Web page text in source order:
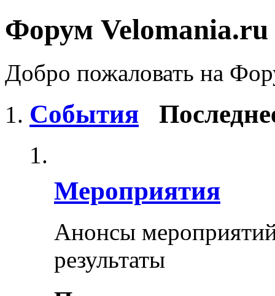
Форум Velomania.ru
Добро пожаловать на
События
Мероприятия
Анонсы
результаты